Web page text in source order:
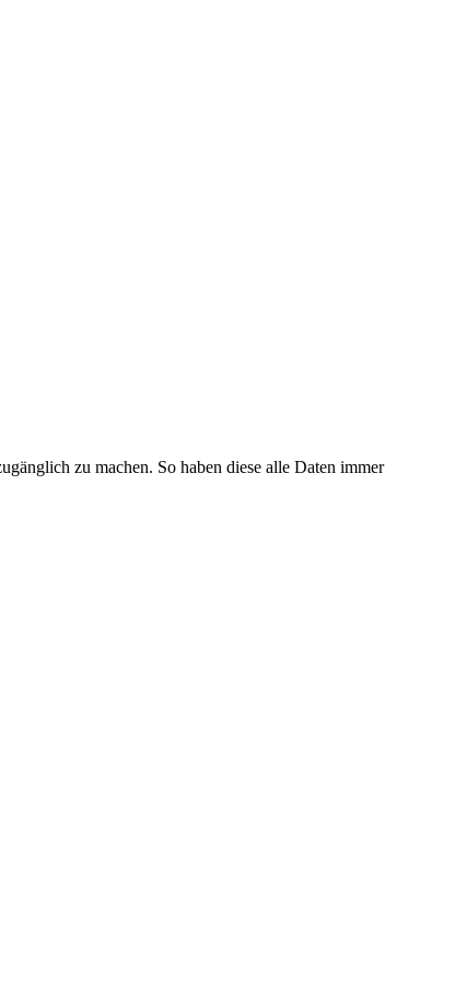
zu machen. So haben diese alle Daten immer